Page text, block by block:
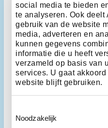
social media te bieden
te analyseren. Ook deelt
gebruik van de website
media, adverteren en
kunnen gegevens
informatie die u heeft
verzameld op basis van
services. U gaat
website blijft gebruiken.
Noodzakelijk
verplicht veld
E-mailadres*
Telefoonnummer
Wil jij ARTIS nog iets
Toestemming
Ik ga akkoord met de
algemene voorwaarden
ARTIS mag mij bellen